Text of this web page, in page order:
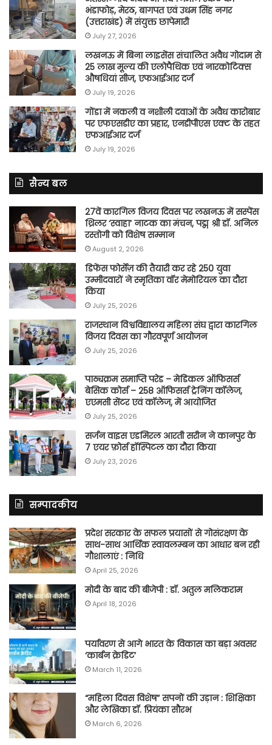
भंडाफोड़, मेरठ, बागपत एवं उधम सिंह नगर
(उत्तराखंड) में संयुक्त छापेमारी
July 27, 2026
लखनऊ में बिना लाइसेंस संचालित अवैध गोदाम से
25 लाख मूल्य की एलोपैथिक एवं नारकोटिक्स
औषधियां सीज, एफआईआर दर्ज
July 19, 2026
गोंडा में नकली व नशीली दवाओं के अवैध कारोबार
पर एफएसडीए का प्रहार, एनडीपीएस एक्ट के तहत
एफआईआर दर्ज
July 19, 2026
सैन्य बल
27वें कारगिल विजय दिवस पर लखनऊ में सस्पेंस
थ्रिलर ‘स्वाहा’ नाटक का मंचन, पद्म श्री डॉ. अनिल
रस्तोगी को विशेष सम्मान
August 2, 2026
डिफेंस फोर्सेज़ की तैयारी कर रहे 250 युवा
उम्मीदवारों ने स्मृतिका वॉर मेमोरियल का दौरा
किया
July 25, 2026
राजस्थान विश्वविद्यालय महिला संघ द्वारा कारगिल
विजय दिवस का गौरवपूर्ण आयोजन
July 25, 2026
पाठ्यक्रम समाप्ति परेड – मेडिकल ऑफिसर्स
बेसिक कोर्स – 258 ऑफिसर्स ट्रेनिंग कॉलेज,
एएमसी सेंटर एवं कॉलेज, में आयोजित
July 25, 2026
सर्जन वाइस एडमिरल आरती सरीन ने कानपुर के
7 एयर फ़ोर्स हॉस्पिटल का दौरा किया
July 23, 2026
सम्पादकीय
प्रदेश सरकार के सफल प्रयासों से गोसंरक्षण के
साथ-साथ आर्थिक स्वावलम्बन का आधार बन रही
गौशालाएं : निधि
April 25, 2026
मोदी के बाद की बीजेपी : डॉ. अतुल मलिकराम
April 18, 2026
पर्यावरण से आगे भारत के विकास का बड़ा अवसर
‘कार्बन क्रेडिट’
March 11, 2026
“महिला दिवस विशेष” सपनों की उड़ान : शिक्षिका
और लेखिका डॉ. प्रियंका सौरभ
March 6, 2026